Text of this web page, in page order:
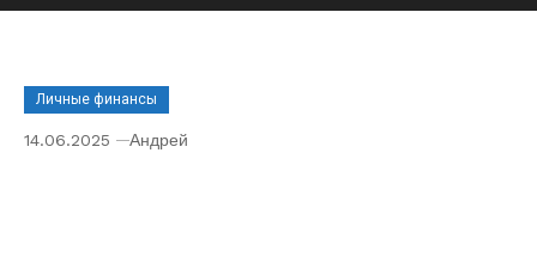
Личные финансы
14.06.2025 Андрей